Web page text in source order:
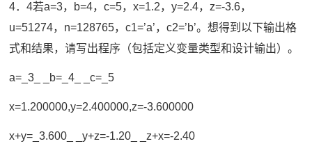
4．4若a=3，b=4，c=5，x=1.2，y=2.4，z=-3.6，
u=51274，n=128765，c1=’a’，c2=’b’。想得到以下输出格
式和结果，请写出程序（包括定义变量类型和设计输出）。
a=_3_ _b=_4_ _c=_5
x=1.200000,y=2.400000,z=-3.600000
x+y=_3.600_ _y+z=-1.20_ _z+x=-2.40